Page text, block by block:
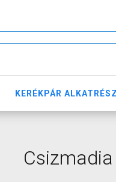
KERÉKPÁR ALKATRÉSZ